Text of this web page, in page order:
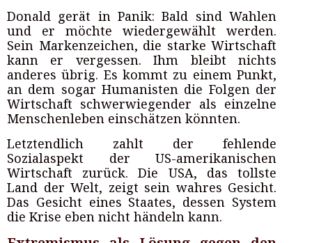
Donald gerät in Panik: Bald sind Wahlen
und er möchte wiedergewählt werden.
Sein Markenzeichen, die starke Wirtschaft
kann er vergessen. Ihm bleibt nichts
anderes übrig. Es kommt zu einem Punkt,
an dem sogar Humanisten die Folgen der
Wirtschaft schwerwiegender als einzelne
Menschenleben einschätzen könnten.
Letztendlich zahlt der fehlende
Sozialaspekt der US-amerikanischen
Wirtschaft zurück. Die USA, das tollste
Land der Welt, zeigt sein wahres Gesicht.
Das Gesicht eines Staates, dessen System
die Krise eben nicht händeln kann.